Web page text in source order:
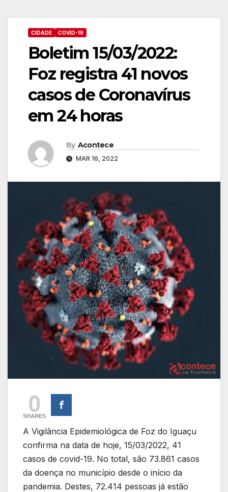
CIDADE COVID-19
Boletim 15/03/2022:
Foz registra 41 novos
casos de Coronavírus
em 24 horas
By Acontece
MAR 16, 2022
0
SHARES
A Vigilância Epidemiológica de Foz do Iguaçu
confirma na data de hoje, 15/03/2022, 41
casos de covid-19. No total, são 73.861 casos
da doença no município desde o início da
pandemia. Destes, 72.414 pessoas já estão